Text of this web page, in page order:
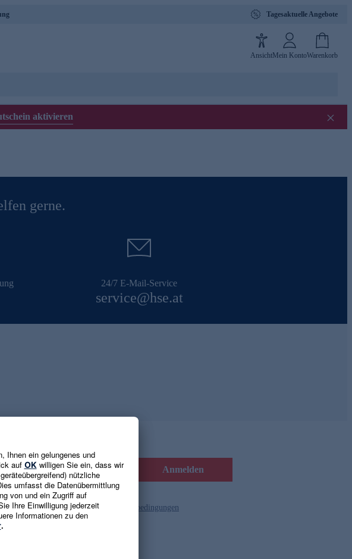
Tagesaktuelle Angebote
AnsichtMein KontoWarenkorb
aktivieren
gerne.
24/7 E-Mail-Service
service@hse.at
eingeben Anmelden
und die Gutscheinbedingungen